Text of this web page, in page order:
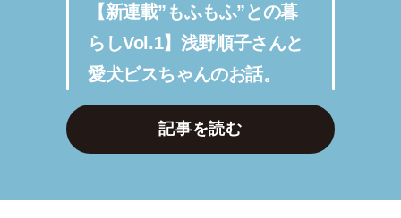
【新連載”もふもふ”との暮
らしVol.1】浅野順子さんと
愛犬ビスちゃんのお話。
記事を読む